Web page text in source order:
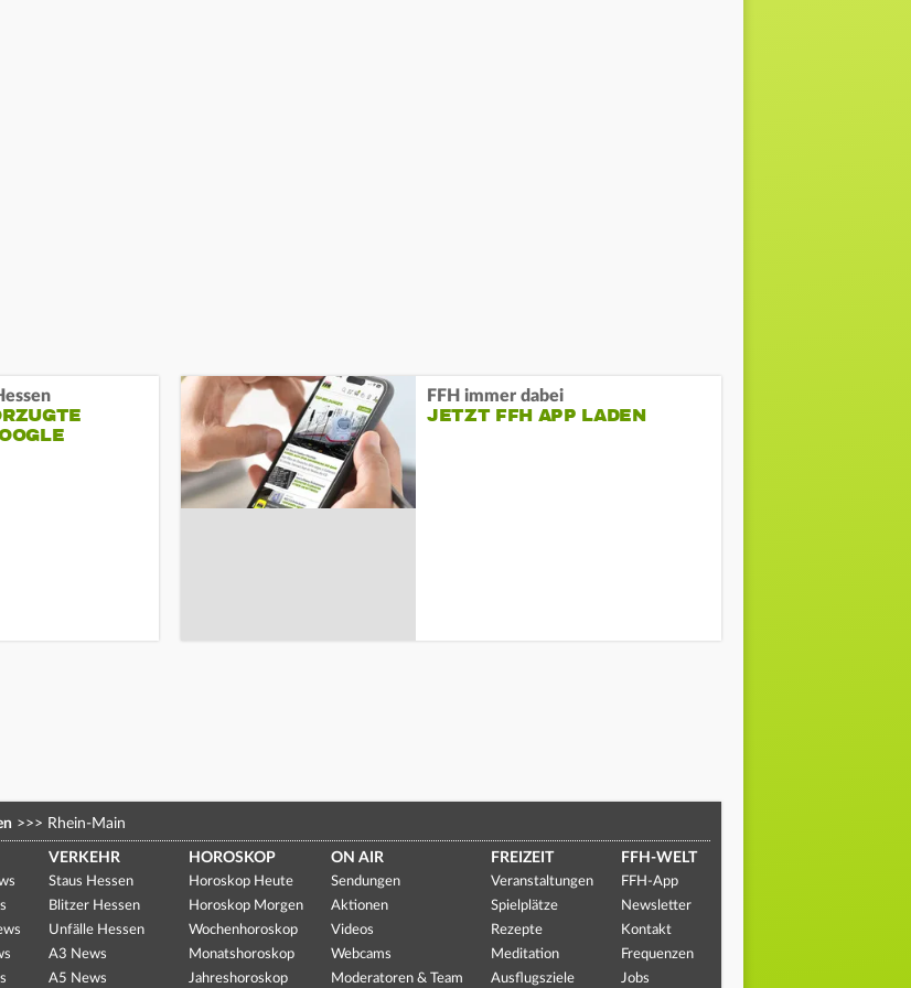
FFH immer dabei
JETZT FFH APP LADEN
>>> Rhein-Main
VERKEHR
Staus Hessen
Blitzer Hessen
Unfälle Hessen
A3 News
A5 News
HOROSKOP
Horoskop Heute
Horoskop Morgen
Wochenhoroskop
Monatshoroskop
Jahreshoroskop
ON AIR
Sendungen
Aktionen
Videos
Webcams
Moderatoren & Team
FREIZEIT
Veranstaltungen
Spielplätze
Rezepte
Meditation
Ausflugsziele
FFH-WELT
FFH-App
Newsletter
Kontakt
Frequenzen
Jobs